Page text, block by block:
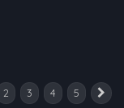
2 3 4 5